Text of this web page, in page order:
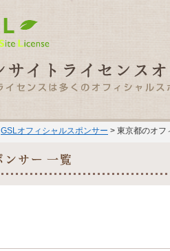
GSLオフィシャルスポンサー > 東京都のオフ